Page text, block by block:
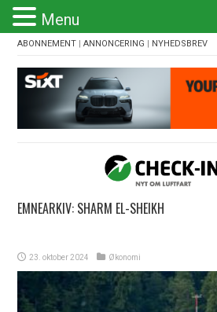
ABONNEMENT |ANNONCERING | NYHEDSBREV
EMNEARKIV: SHARM EL-SHEIKH
23. oktober 2024 Økonomi
Menu